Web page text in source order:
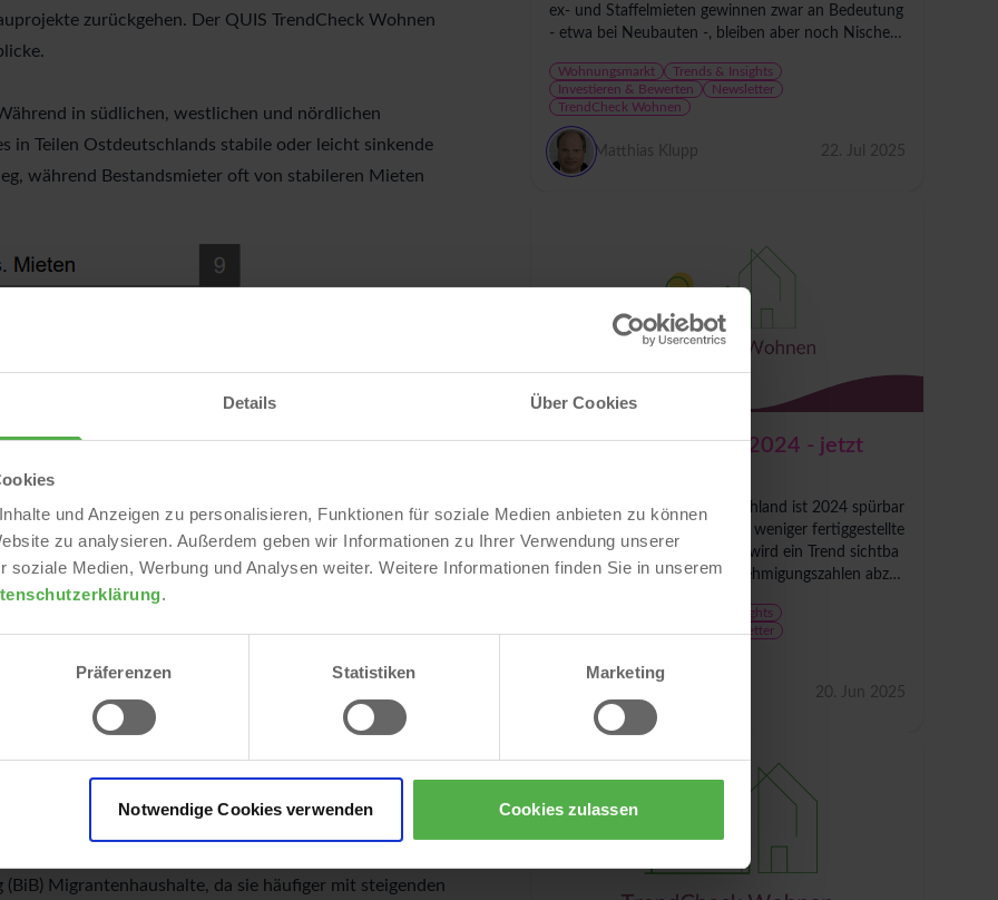
Details Über Cookies
und Anzeigen zu personalisieren, Funktionen für soziale Medien anbieten zu können
zu analysieren. Außerdem geben wir Informationen zu Ihrer Verwendung unserer
soziale Medien, Werbung und Analysen weiter. Weitere Informationen finden Sie in unserem
.
Präferenzen Statistiken Marketing
Notwendige Cookies verwenden Cookies zulassen
ex- und Staffelmieten gewinnen zwar an Bedeutung
- etwa bei Neubauten -, bleiben aber noch Nischen
Wohnungsmarkt
Trends & Insights
Investieren & Bewerten
Newsletter
TrendCheck Wohnen
Matthias Klupp 22. Jul 2025
Baufertigstellungen 2024 - jetzt
Der Wohnungsbau in Deutschland ist 2024 spürbar
eingebrochen: Mit rund 14 % weniger fertiggestellte
n Wohnungen als im Vorjahr wird ein Trend sichtba
r, der sich bereits in den Genehmigungszahlen abzei
Trends & Insights
Newsletter
20. Jun 2025
zurückgehen. Der QUIS TrendCheck Wohnen
in südlichen, westlichen und nördlichen
in Teilen Ostdeutschlands stabile oder leicht sinkende
während Bestandsmieter oft von stabileren Mieten
Einkommen weiter verschärft. Besonders betroffen
Migrantenhaushalte, da sie häufiger mit steigenden